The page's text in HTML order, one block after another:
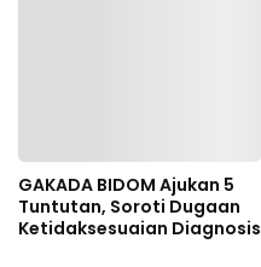
GAKADA BIDOM Ajukan 5
Tuntutan, Soroti Dugaan
Ketidaksesuaian Diagnosis